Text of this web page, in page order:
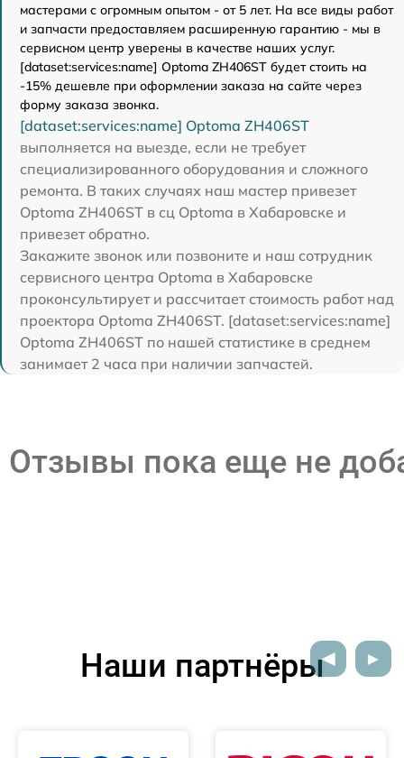
мастерами с огромным опытом - от 5 лет. На все виды работ
и запчасти предоставляем расширенную гарантию - мы в
сервисном центр уверены в качестве наших услуг.
[dataset:services:name] Optoma ZH406ST будет стоить на
-15% дешевле при оформлении заказа на сайте через
форму заказа звонка.
[dataset:services:name] Optoma ZH406ST
выполняется на выезде, если не требует
специализированного оборудования и сложного
ремонта. В таких случаях наш мастер привезет
Optoma ZH406ST в сц Optoma в Хабаровске и
привезет обратно.
Закажите звонок или позвоните и наш сотрудник
сервисного центра Optoma в Хабаровске
проконсультирует и рассчитает стоимость работ над
проектора Optoma ZH406ST. [dataset:services:name]
Optoma ZH406ST по нашей статистике в среднем
занимает 2 часа при наличии запчастей.
Отзывы пока еще не
Наши партнёры